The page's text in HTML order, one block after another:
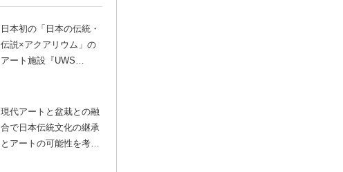
日本初の「日本の伝統・
伝説×アクアリウム」の
アート施設『UWS
現代アートと盆栽との融
合で日本伝統文化の継承
とアートの可能性を考え